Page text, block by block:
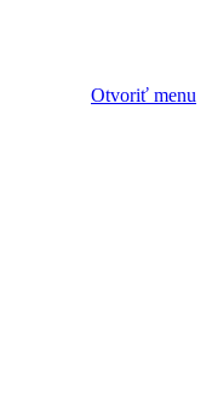
Otvoriť menu